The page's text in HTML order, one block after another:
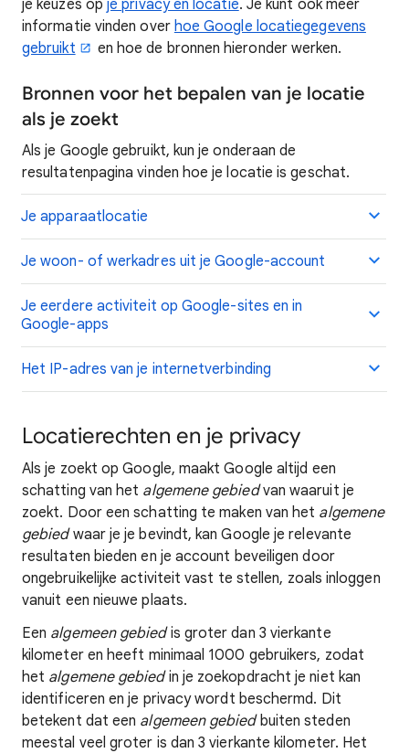
je keuzes opje privacy en locatie. Je kunt ook meer
informatie vinden over hoe Google locatiegegevens
gebruikt
en hoe de bronnen hieronder werken.
Bronnen voor het bepalen van je locatie
als je zoekt
Als je Google gebruikt, kun je onderaan de
resultatenpagina vinden hoe je locatie is geschat.
Je apparaatlocatie
Je woon- of werkadres uit je Google-account
Je eerdere activiteit op Google-sites en in
Google-apps
Het IP-adres van je internetverbinding
Locatierechten en je privacy
Als je zoekt op Google, maakt Google altijd een
schatting van het algemene gebiedvan waaruit je
zoekt. Door een schatting te maken van het algemene
gebiedwaar je je bevindt, kan Google je relevante
resultaten bieden en je account beveiligen door
ongebruikelijke activiteit vast te stellen, zoals inloggen
vanuit een nieuwe plaats.
Een algemeen gebiedis groter dan 3 vierkante
kilometer en heeft minimaal 1000 gebruikers, zodat
het algemene gebiedin je zoekopdracht je niet kan
identificeren en je privacy wordt beschermd. Dit
betekent dat een algemeen gebiedbuiten steden
meestal veel groter is dan 3 vierkante kilometer. Het